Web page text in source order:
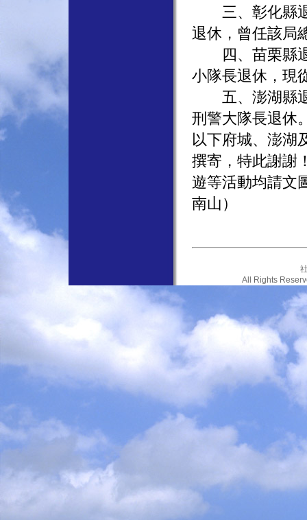
三、彰化縣退
退休，曾任該局
四、苗栗縣退
小隊長退休，現
五、澎湖縣退
刑警大隊長退休
以下府城、澎湖
撰寄，特此謝謝
遊等活動均請文
南山）
All Rights